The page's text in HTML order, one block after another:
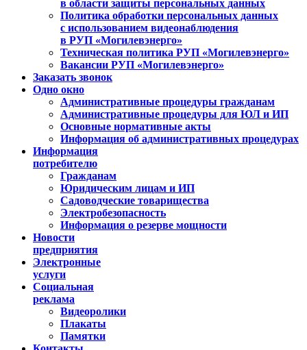
в области защиты персональных данных
Политика обработки персональных данных
с использованием видеонаблюдения
в РУП «Могилевэнерго»
Техническая политика РУП «Могилевэнерго»
Вакансии РУП «Могилевэнерго»
Заказать звонок
Одно окно
Административные процедуры гражданам
Административные процедуры для ЮЛ и ИП
Основные нормативные акты
Информация об административных процедурах
Информация
потребителю
Гражданам
Юридическим лицам и ИП
Садоводческие товарищества
Электробезопасность
Информация о резерве мощности
Новости
предприятия
Электронные
услуги
Социальная
реклама
Видеоролики
Плакаты
Памятки